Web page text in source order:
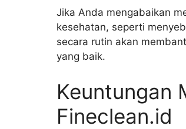
Jika Anda mengabaikan
kesehatan, seperti
secara rutin akan
yang baik.
Keuntungan
Fineclean.id